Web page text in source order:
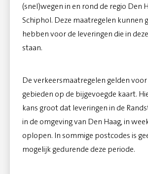
(snel)wegen in en rond de regio Den
Schiphol. Deze maatregelen kunnen
hebben voor de leveringen die in
staan.
De verkeersmaatregelen gelden
gebieden op de bijgevoegde kaart.
kans groot dat leveringen in de
in de omgeving van Den Haag, in
oplopen. In sommige postcodes is
mogelijk gedurende deze periode.